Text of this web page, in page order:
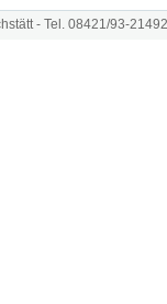
- Tel. 08421/93-